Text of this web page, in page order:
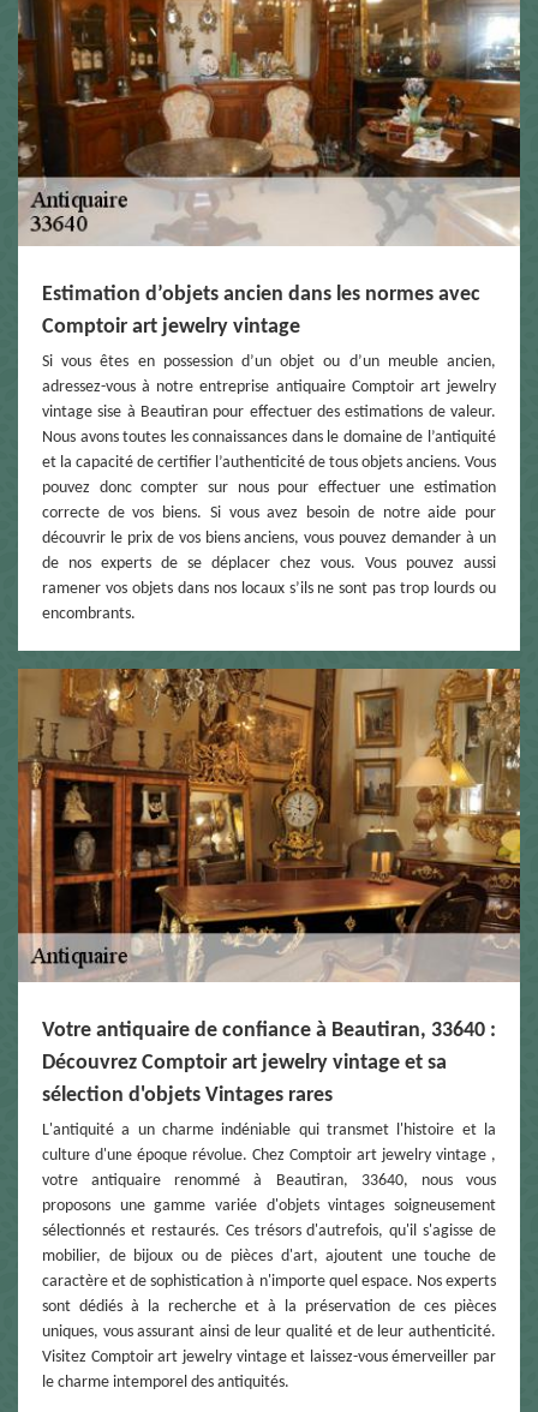
Estimation d’objets ancien dans les normes avec
Comptoir art jewelry vintage
Si vous êtes en possession d’un objet ou d’un meuble ancien,
adressez-vous à notre entreprise antiquaire Comptoir art jewelry
vintage sise à Beautiran pour effectuer des estimations de valeur.
Nous avons toutes les connaissances dans le domaine de l’antiquité
et la capacité de certifier l’authenticité de tous objets anciens. Vous
pouvez donc compter sur nous pour effectuer une estimation
correcte de vos biens. Si vous avez besoin de notre aide pour
découvrir le prix de vos biens anciens, vous pouvez demander à un
de nos experts de se déplacer chez vous. Vous pouvez aussi
ramener vos objets dans nos locaux s’ils ne sont pas trop lourds ou
encombrants.
Votre antiquaire de confiance à Beautiran, 33640 :
Découvrez Comptoir art jewelry vintage et sa
sélection d'objets Vintages rares
L'antiquité a un charme indéniable qui transmet l'histoire et la
culture d'une époque révolue. Chez Comptoir art jewelry vintage ,
votre antiquaire renommé à Beautiran, 33640, nous vous
proposons une gamme variée d'objets vintages soigneusement
sélectionnés et restaurés. Ces trésors d'autrefois, qu'il s'agisse de
mobilier, de bijoux ou de pièces d'art, ajoutent une touche de
caractère et de sophistication à n'importe quel espace. Nos experts
sont dédiés à la recherche et à la préservation de ces pièces
uniques, vous assurant ainsi de leur qualité et de leur authenticité.
Visitez Comptoir art jewelry vintage et laissez-vous émerveiller par
le charme intemporel des antiquités.